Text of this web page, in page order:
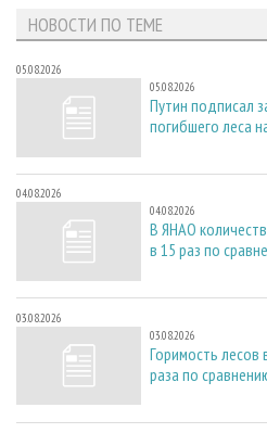
НОВОСТИ ПО ТЕМЕ
05.08.2026
05.08.2026
Путин подписал
погибшего леса
04.08.2026
04.08.2026
В ЯНАО
в 15 раз по
03.08.2026
03.08.2026
Горимость лесов
раза по